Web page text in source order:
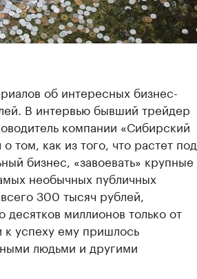
об интересных бизнес-
В интервью бывший трейдер
компании «Сибирский
том, как из того, что растет под
бизнес, «завоевать» крупные
необычных публичных
300 тысяч рублей,
миллионов только от
успеху ему пришлось
людьми и другими